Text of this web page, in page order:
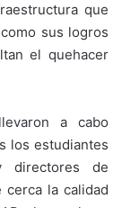
que
sus logros
el quehacer
a cabo
los estudiantes
directores de
la calidad